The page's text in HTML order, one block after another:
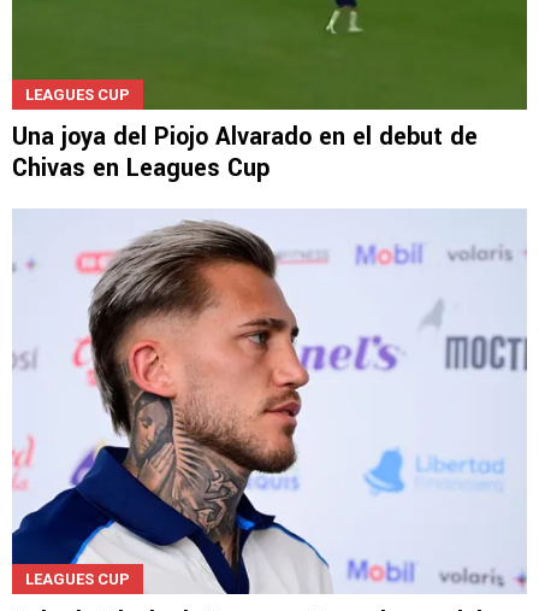
LEAGUES CUP
Una joya del Piojo Alvarado en el debut de
Chivas en Leagues Cup
LEAGUES CUP